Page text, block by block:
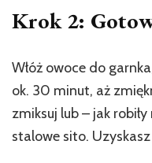
Krok 2:
Włóż owoce do
ok. 30 minut, aż
zmiksuj lub – jak
stalowe sito.